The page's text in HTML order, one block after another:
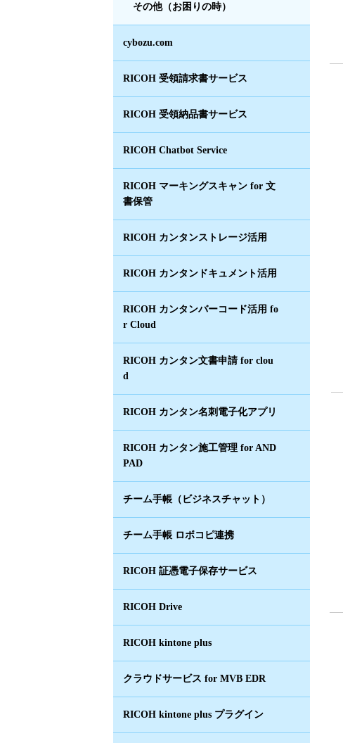
その他（お困りの時）
cybozu.com
RICOH 受領請求書サービス
RICOH 受領納品書サービス
RICOH Chatbot Service
RICOH マーキングスキャン for 文
書保管
RICOH カンタンストレージ活用
RICOH カンタンドキュメント活用
RICOH カンタンバーコード活用 fo
r Cloud
RICOH カンタン文書申請 for clou
d
RICOH カンタン名刺電子化アプリ
RICOH カンタン施工管理 for AND
PAD
チーム手帳（ビジネスチャット）
チーム手帳 ロボコピ連携
RICOH 証憑電子保存サービス
RICOH Drive
RICOH kintone plus
クラウドサービス for MVB EDR
RICOH kintone plus プラグイン